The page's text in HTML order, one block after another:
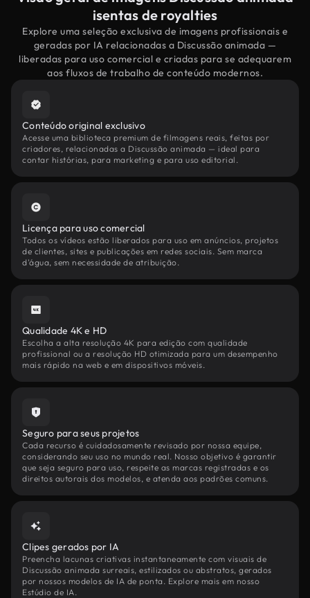
isentas de royalties
Explore uma seleção exclusiva de imagens profissionais e
geradas por IA relacionadas a Discussão animada —
liberadas para uso comercial e criadas para se adequarem
aos fluxos de trabalho de conteúdo modernos.
Conteúdo original exclusivo
Acesse uma biblioteca premium de filmagens reais, feitas por
criadores, relacionadas a Discussão animada — ideal para
contar histórias, para marketing e para uso editorial.
Licença para uso comercial
Todos os vídeos estão liberados para uso em anúncios, projetos
de clientes, sites e publicações em redes sociais. Sem marca
d'água, sem necessidade de atribuição.
Qualidade 4K e HD
Escolha a alta resolução 4K para edição com qualidade
profissional ou a resolução HD otimizada para um desempenho
mais rápido na web e em dispositivos móveis.
Seguro para seus projetos
Cada recurso é cuidadosamente revisado por nossa equipe,
considerando seu uso no mundo real. Nosso objetivo é garantir
que seja seguro para uso, respeite as marcas registradas e os
direitos autorais dos modelos, e atenda aos padrões comuns.
Clipes gerados por IA
Preencha lacunas criativas instantaneamente com visuais de
Discussão animada surreais, estilizados ou abstratos, gerados
por nossos modelos de IA de ponta. Explore mais em nosso
Estúdio de IA.